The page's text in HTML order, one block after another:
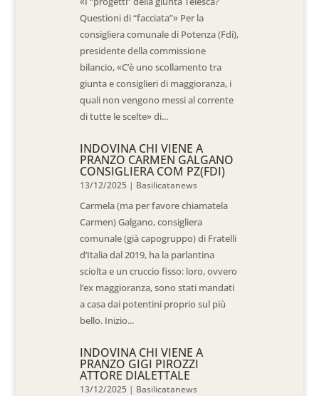
Questioni di “facciata”» Per la
consigliera comunale di Potenza (Fdi),
presidente della commissione
bilancio, «C’è uno scollamento tra
giunta e consiglieri di maggioranza, i
quali non vengono messi al corrente
di tutte le scelte» di...
INDOVINA CHI VIENE A
PRANZO CARMEN GALGANO
CONSIGLIERA COM PZ(FDI)
13/12/2025 | Basilicatanews
Carmela (ma per favore chiamatela
Carmen) Galgano, consigliera
comunale (già capogruppo) di Fratelli
d’Italia dal 2019, ha la parlantina
sciolta e un cruccio fisso: loro, ovvero
l’ex maggioranza, sono stati mandati
a casa dai potentini proprio sul più
bello. Inizio...
INDOVINA CHI VIENE A
PRANZO GIGI PIROZZI
ATTORE DIALETTALE
13/12/2025 | Basilicatanews